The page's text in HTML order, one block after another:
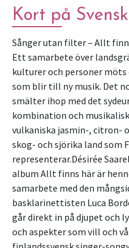
Kort på
Sånger utan filter – Allt
Ett samarbete över
kulturer och personer
som blir till ny musik. Det
smälter ihop med det
kombination och
vulkaniska jasmin-, citron-
skog- och sjörika land som
representerar.Désirée
album Allt finns här är
samarbete med den
basklarinettisten Luca
går direkt in på djupet och
och aspekter som vill och